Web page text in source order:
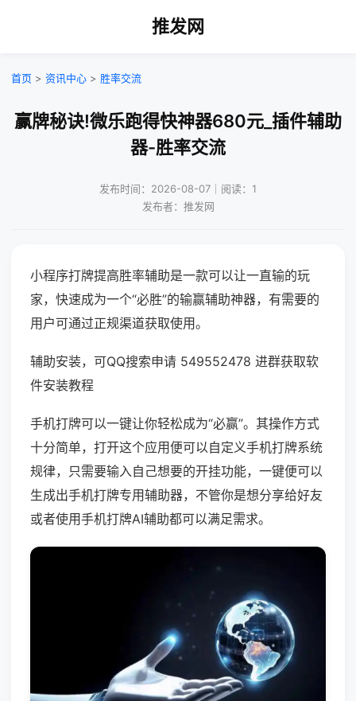
推发网
首页 > 资讯中心 > 胜率交流
赢牌秘诀!微乐跑得快神器680元_插件辅助
器-胜率交流
发布时间：2026-08-07｜阅读：1
发布者：推发网
小程序打牌提高胜率辅助是一款可以让一直输的玩
家，快速成为一个“必胜”的输赢辅助神器，有需要的
用户可通过正规渠道获取使用。
辅助安装，可QQ搜索申请 549552478 进群获取软
件安装教程
手机打牌可以一键让你轻松成为“必赢”。其操作方式
十分简单，打开这个应用便可以自定义手机打牌系统
规律，只需要输入自己想要的开挂功能，一键便可以
生成出手机打牌专用辅助器，不管你是想分享给好友
或者使用手机打牌AI辅助都可以满足需求。